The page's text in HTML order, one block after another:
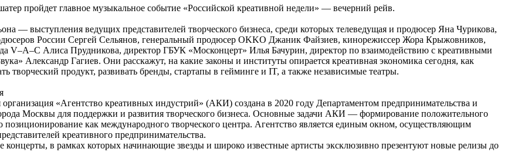
пройдет главное музыкальное событие «Российской креативной недели» — вечерний рейв.
— выступления ведущих представителей творческого бизнеса, среди которых телеведущая и продюсер Яна Чурикова,
России Сергей Сельянов, генеральный продюсер OKKO Джаник Файзиев, кинорежиссер Жора Крыжовников,
V–A–C Алиса Прудникова, директор ГБУК «Москонцерт» Илья Бачурин, директор по взаимодействию с креативными
Александр Гагиев. Они расскажут, на какие законы и институты опирается креативная экономика сегодня, как
творческий продукт, развивать бренды, стартапы в гейминге и IT, а также независимые театры.
«Агентство креативных индустрий» (АКИ) создана в 2020 году Департаментом предпринимательства и
Москвы для поддержки и развития творческого бизнеса. Основные задачи АКИ — формирование положительного
как международного творческого центра. Агентство является единым окном, осуществляющим
креативного предпринимательства.
концерты, в рамках которых начинающие звезды и широко известные артисты эксклюзивно презентуют новые релизы до